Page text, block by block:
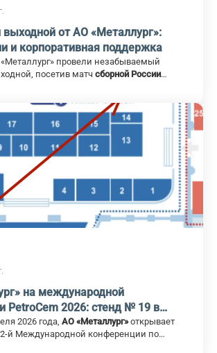
от АО «Металлург»:
и корпоративная поддержка
провели незабываемый
посетив матч сборной России
это стало первым опытом посещения
события, и эмоции оказались по-
на международной
PetroCem 2026: стенд № 19 в
2026 года, АО «Металлург»открывает
й Международной конференции по